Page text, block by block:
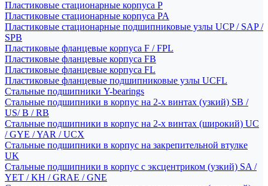
Пластиковые стационарные корпуса P
Пластиковые стационарные корпуса PA
Пластиковые стационарные подшипниковые узлы UCP / SAP /
SPB
Пластиковые фланцевые корпуса F / FPL
Пластиковые фланцевые корпуса FB
Пластиковые фланцевые корпуса FL
Пластиковые фланцевые подшипниковые узлы UCFL
Стальные подшипники Y-bearings
Стальные подшипники в корпус на 2-х винтах (узкий) SB /
US/ B / RB
Стальные подшипники в корпус на 2-х винтах (широкий) UC
/ GYE / YAR / UCX
Стальные подшипники в корпус на закрепительной втулке
UK
Стальные подшипники в корпус с эксцентриком (узкий) SA /
YET / KH / GRAE / GNE